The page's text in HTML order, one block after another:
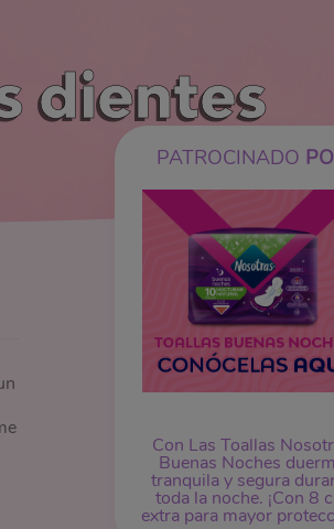
dientes
PATROCINADO
Con Las Toallas
Buenas Noches
tranquila y segura
toda la noche. ¡Con 8
extra para mayor